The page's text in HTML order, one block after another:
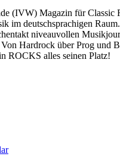
(IVW) Magazin für Classic
im deutschsprachigen
niveauvollen
Hardrock über Prog und
ROCKS alles seinen Platz!